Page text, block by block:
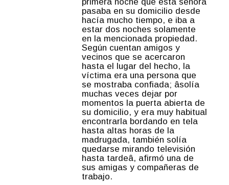
pasaba en su domicilio desde
hacía mucho tiempo, e iba a
estar dos noches solamente
en la mencionada propiedad.
Según cuentan amigos y
vecinos que se acercaron
hasta el lugar del hecho, la
víctima era una persona que
se mostraba confiada; âsolía
muchas veces dejar por
momentos la puerta abierta de
su domicilio, y era muy habitual
encontrarla bordando en tela
hasta altas horas de la
madrugada, también solía
quedarse mirando televisión
hasta tardeâ, afirmó una de
sus amigas y compañeras de
trabajo.